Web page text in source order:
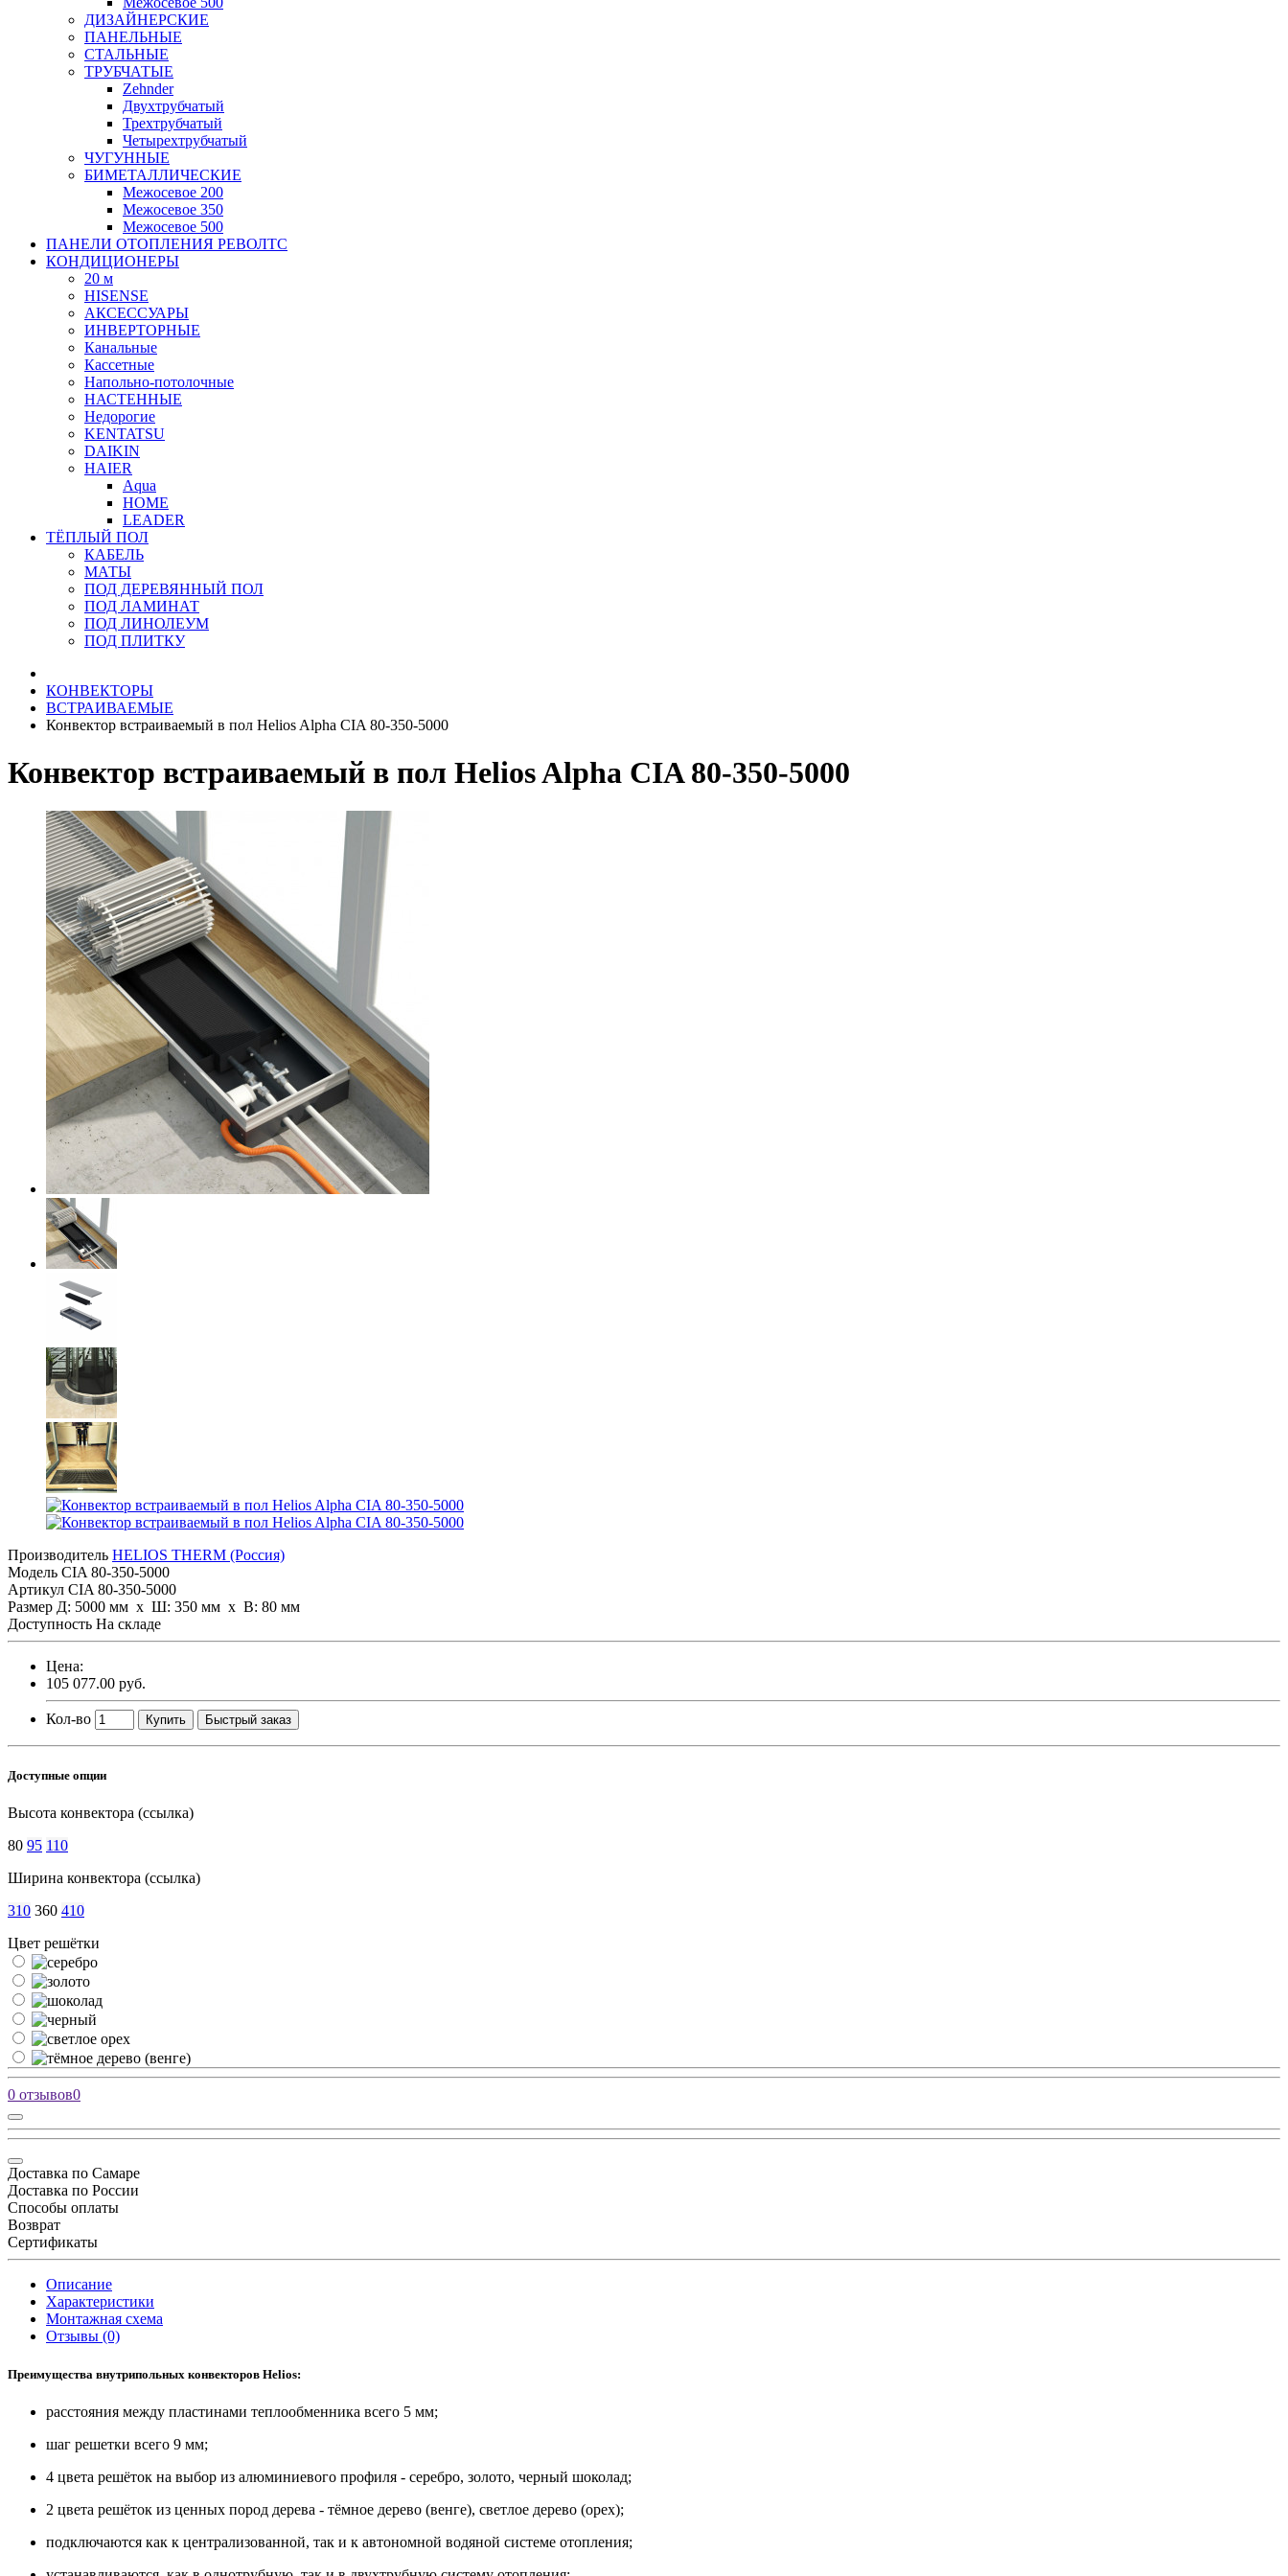
ДИЗАЙНЕРСКИЕ
ПАНЕЛЬНЫЕ
СТАЛЬНЫЕ
ТРУБЧАТЫЕ
Zehnder
Двухтрубчатый
Трехтрубчатый
Четырехтрубчатый
ЧУГУННЫЕ
БИМЕТАЛЛИЧЕСКИЕ
Межосевое 200
Межосевое 350
Межосевое 500
ПАНЕЛИ ОТОПЛЕНИЯ РЕВОЛТС
КОНДИЦИОНЕРЫ
20 м
HISENSE
АКСЕССУАРЫ
ИНВЕРТОРНЫЕ
Канальные
Кассетные
Напольно-потолочные
НАСТЕННЫЕ
Недорогие
KENTATSU
DAIKIN
HAIER
Aqua
HOME
LEADER
ТЁПЛЫЙ ПОЛ
КАБЕЛЬ
МАТЫ
ПОД ДЕРЕВЯННЫЙ ПОЛ
ПОД ЛАМИНАТ
ПОД ЛИНОЛЕУМ
ПОД ПЛИТКУ
КОНВЕКТОРЫ
ВСТРАИВАЕМЫЕ
Конвектор встраиваемый в пол Helios Alpha CIA 80-350-5000
Конвектор встраиваемый в пол Helios Alpha CIA 80-350-5000
Производитель HELIOS THERM (Россия)
Модель CIA 80-350-5000
Артикул CIA 80-350-5000
Размер Д: 5000 мм х Ш: 350 мм x В: 80 мм
Доступность На складе
Цена:
105 077.00 руб.
Кол-во Купить Быстрый заказ
Доступные опции
Высота конвектора (ссылка)
80 95 110
Ширина конвектора (ссылка)
310 360 410
Цвет решётки
0 отзывов0
Доставка по Самаре
Доставка по России
Способы оплаты
Возврат
Сертификаты
Описание
Характеристики
Монтажная схема
Отзывы (0)
Преимущества внутрипольных конвекторов Helios:
расстояния между пластинами теплообменника всего 5 мм;
шаг решетки всего 9 мм;
4 цвета решёток на выбор из алюминиевого профиля - серебро, золото, черный шоколад;
2 цвета решёток из ценных пород дерева - тёмное дерево (венге), светлое дерево (орех);
подключаются как к централизованной, так и к автономной водяной системе отопления;